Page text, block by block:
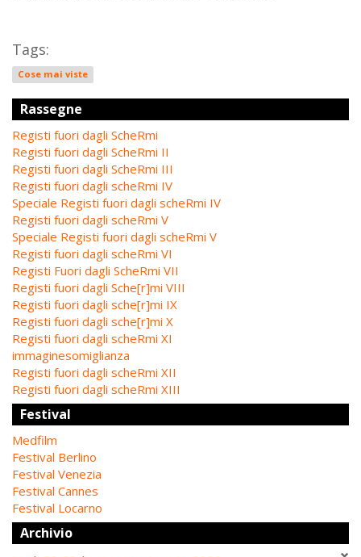
Tags:
Cose mai viste
Rassegne
Registi fuori dagli ScheRmi
Registi fuori dagli ScheRmi II
Registi fuori dagli ScheRmi III
Registi fuori dagli scheRmi IV
Speciale Registi fuori dagli scheRmi IV
Registi fuori dagli scheRmi V
Speciale Registi fuori dagli scheRmi V
Registi fuori dagli scheRmi VI
Registi Fuori dagli ScheRmi VII
Registi fuori dagli Sche[r]mi VIII
Registi fuori dagli sche[r]mi IX
Registi fuori dagli sche[r]mi X
Registi fuori dagli scheRmi XI
immaginesomiglianza
Registi fuori dagli scheRmi XII
Registi fuori dagli scheRmi XIII
Festival
Medfilm
Festival Berlino
Festival Venezia
Festival Cannes
Festival Locarno
Archivio